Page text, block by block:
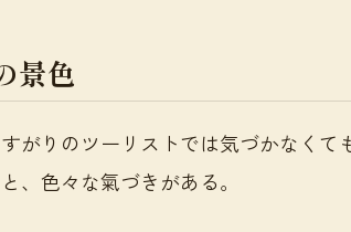
景色
がりのツーリストでは気づかなく
、色々な氣づきがある。